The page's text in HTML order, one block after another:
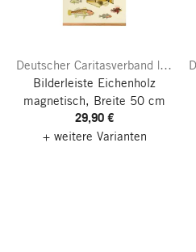
Deutscher Caritasverband | Caritas Wendelstein Werkstätten
Bilderleiste Eichenholz
magnetisch, Breite 50 cm
29,90 €
+ weitere Varianten